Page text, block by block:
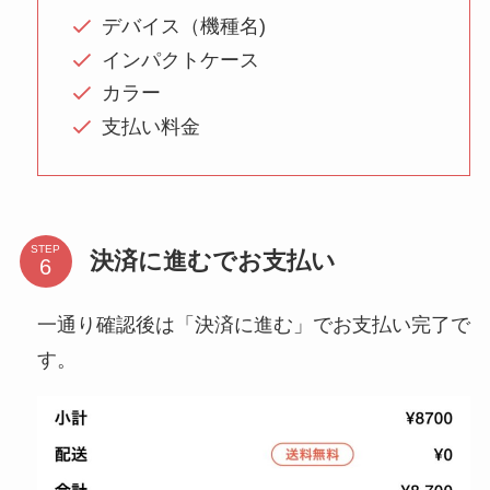
デバイス（機種名)
インパクトケース
カラー
支払い料金
STEP 決済に進むでお支払い
一通り確認後は「決済に進む」でお支払い完了で
す。